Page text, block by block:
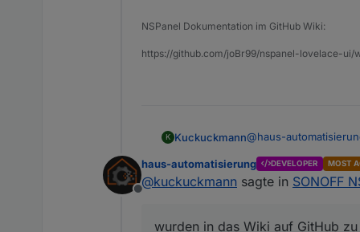
NSPanel Dokumentation im GitHub Wiki:
https://github.com/joBr99/nspanel-lovelace-ui/
K Kuckuckmann@haus-
vielen Dank für Dein
Thread gefragt,
und dies auch unter
Wir haben dem
Mich hat es
Ich hatte Dir auch
Offline
haus-automatisierung DEVELOPER MOST
@kuckuckmann sagte in SONOFF
wurden in das Wiki auf GitHub